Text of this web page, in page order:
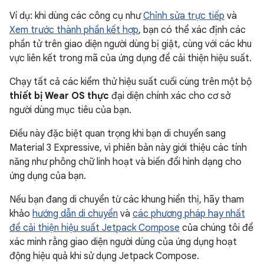
Ví dụ: khi dùng các công cụ nhưChỉnh sửa trực tiếp và
Xem trước thành phần kết hợp, bạn có thể xác định các
phần tử trên giao diện người dùng bị giật, cùng với các khu
vực liên kết trong mã của ứng dụng để cải thiện hiệu suất.
Chạy tất cả các kiểm thử hiệu suất cuối cùng trên một bộ
thiết bị Wear OS thực đại diện chính xác cho cơ sở
người dùng mục tiêu của bạn.
Điều này đặc biệt quan trọng khi bạn di chuyển sang
Material 3 Expressive, vì phiên bản này giới thiệu các tính
năng như phông chữ linh hoạt và biến đổi hình dạng cho
ứng dụng của bạn.
Nếu bạn đang di chuyển từ các khung hiển thị, hãy tham
khảo hướng dẫn di chuyển và các phương pháp hay nhất
để cải thiện hiệu suất Jetpack Compose của chúng tôi để
xác minh rằng giao diện người dùng của ứng dụng hoạt
động hiệu quả khi sử dụng Jetpack Compose.